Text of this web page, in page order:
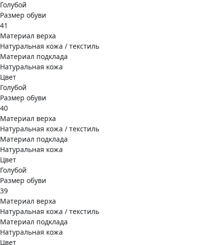
Голубой
Размер обуви
41
Материал верха
Натуральная кожа / текстиль
Материал подклада
Натуральная кожа
Цвет
Голубой
Размер обуви
40
Материал верха
Натуральная кожа / текстиль
Материал подклада
Натуральная кожа
Цвет
Голубой
Размер обуви
39
Материал верха
Натуральная кожа / текстиль
Материал подклада
Натуральная кожа
Цвет